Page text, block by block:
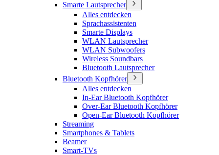
Smarte Lautsprecher
Alles entdecken
Sprachassistenten
Smarte Displays
WLAN Lautsprecher
WLAN Subwoofers
Wireless Soundbars
Bluetooth Lautsprecher
Bluetooth Kopfhörer
Alles entdecken
In-Ear Bluetooth Kopfhörer
Over-Ear Bluetooth Kopfhörer
Open-Ear Bluetooth Kopfhörer
Streaming
Smartphones & Tablets
Beamer
Smart-TVs